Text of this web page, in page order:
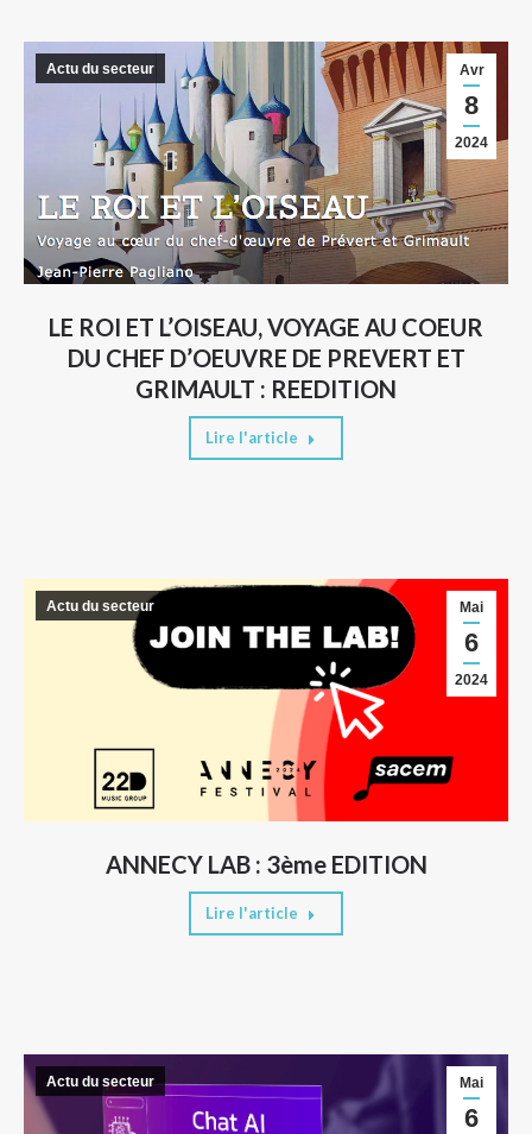
LE ROI ET L’OISEAU, VOYAGE AU COEUR
DU CHEF D’OEUVRE DE PREVERT ET
GRIMAULT : REEDITION
Avr
8
2024
Actu du secteur
Lire l'article
ANNECY LAB : 3ème EDITION
Mai
6
2024
Actu du secteur
Lire l'article
Mai
6
Actu du secteur